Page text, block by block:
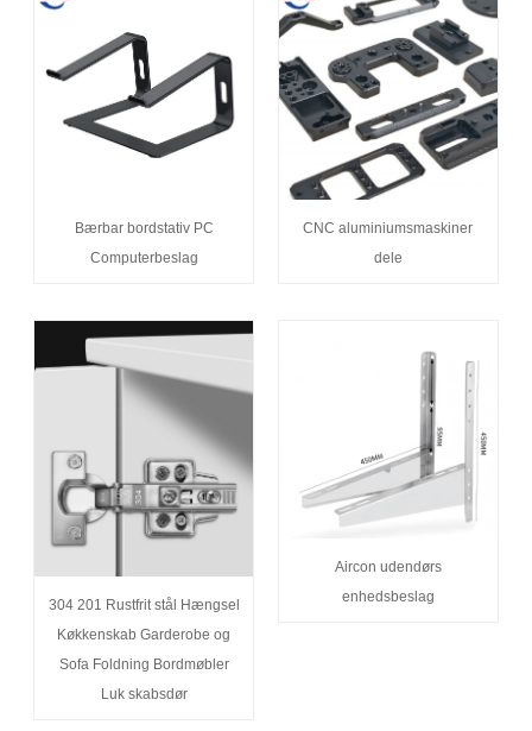
Bærbar bordstativ PC
Computerbeslag
CNC aluminiumsmaskiner
dele
304 201 Rustfrit stål Hængsel
Køkkenskab Garderobe og
Sofa Foldning Bordmøbler
Luk skabsdør
Aircon udendørs
enhedsbeslag